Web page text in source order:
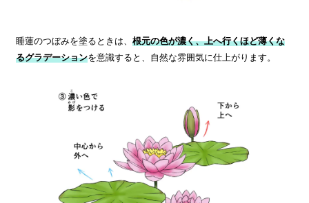
睡蓮のつぼみを塗るときは、 根元の色が濃く、上へ行くほど薄くな
るグラデーションを意識すると、自然な雰囲気に仕上がります。